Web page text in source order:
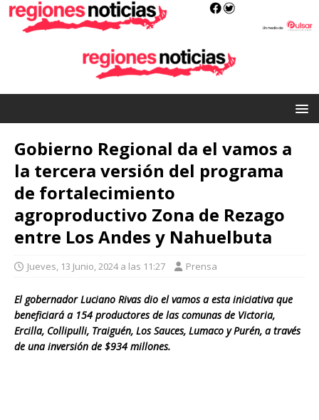
Gobierno Regional da el vamos a
la tercera versión del programa
de fortalecimiento
agroproductivo Zona de Rezago
entre Los Andes y Nahuelbuta
Jueves, 13 Junio, 2024 a las 11:27 Prensa
El gobernador Luciano Rivas dio el vamos a esta iniciativa que
beneficiará a 154 productores de las comunas de Victoria,
Ercilla, Collipulli, Traiguén, Los Sauces, Lumaco y Purén, a través
de una inversión de $934 millones.